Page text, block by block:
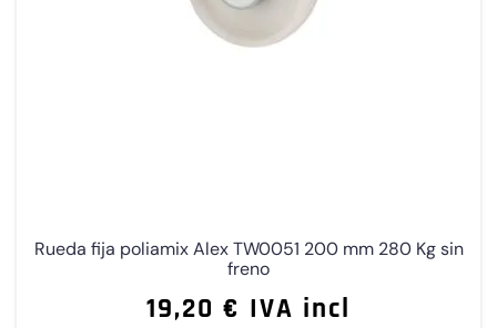
Rueda fija poliamix Alex TW0051 200 mm 280 Kg sin
freno
19,20 € IVA incl